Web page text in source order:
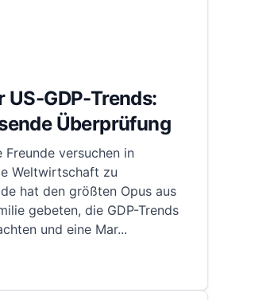
US-GDP-Trends:
Überprüfung
Freunde versuchen in
Weltwirtschaft zu
hat den größten Opus aus
gebeten, die GDP-Trends
und eine Mar...